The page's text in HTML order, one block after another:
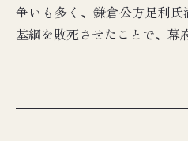
争いも多く、鎌倉公方足利
基綱を敗死させたことで、幕